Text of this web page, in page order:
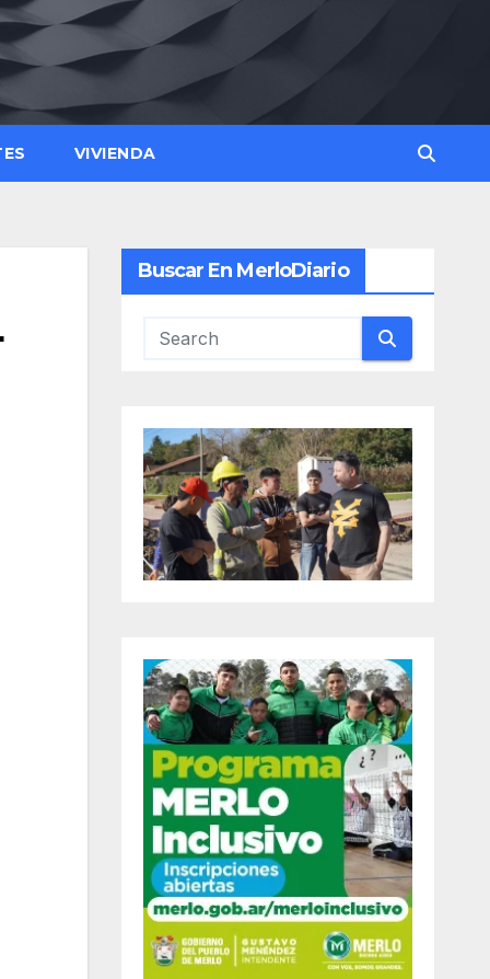
VIVIENDA
Buscar En MerloDiario